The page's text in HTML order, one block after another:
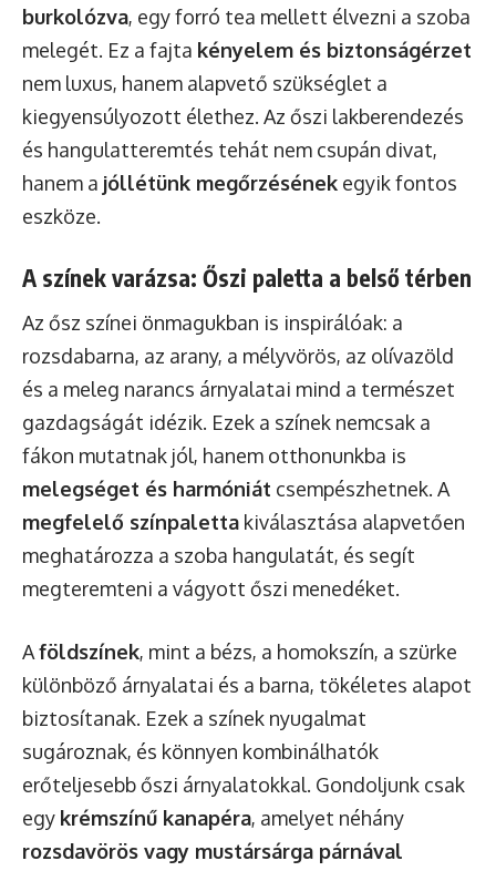
burkolózva, egy forró tea mellett élvezni a szoba
melegét. Ez a fajta kényelem és biztonságérzet
nem luxus, hanem alapvető szükséglet a
kiegyensúlyozott élethez. Az őszi lakberendezés
és hangulatteremtés tehát nem csupán divat,
hanem a jóllétünk megőrzésének egyik fontos
eszköze.
A színek varázsa: Őszi paletta a belső térben
Az ősz színei önmagukban is inspirálóak: a
rozsdabarna, az arany, a mélyvörös, az olívazöld
és a meleg narancs árnyalatai mind a természet
gazdagságát idézik. Ezek a színek nemcsak a
fákon mutatnak jól, hanem otthonunkba is
melegséget és harmóniát csempészhetnek. A
megfelelő színpaletta kiválasztása alapvetően
meghatározza a szoba hangulatát, és segít
megteremteni a vágyott őszi menedéket.
Aföldszínek, mint a bézs, a homokszín, a szürke
különböző árnyalatai és a barna, tökéletes alapot
biztosítanak. Ezek a színek nyugalmat
sugároznak, és könnyen kombinálhatók
erőteljesebb őszi árnyalatokkal. Gondoljunk csak
egy krémszínű kanapéra, amelyet néhány
rozsdavörös vagy mustársárga párnával